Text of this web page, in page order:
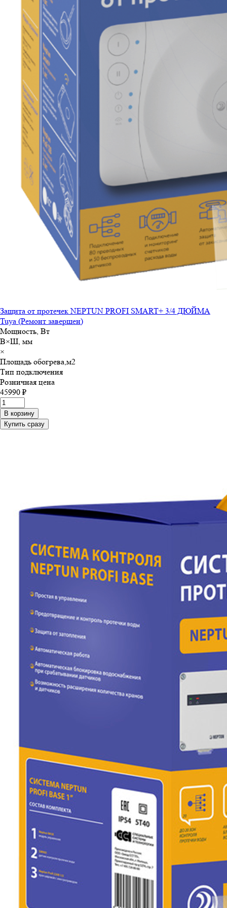
Защита от протечек NEPTUN PROFI SMART+ 3/4 ДЮЙМА
Tuya (Ремонт завершен)
Мощность, Вт
В×Ш, мм
×
Площадь обогрева,м2
Тип подключения
Розничная цена
45990 ₽
В корзину
Купить сразу